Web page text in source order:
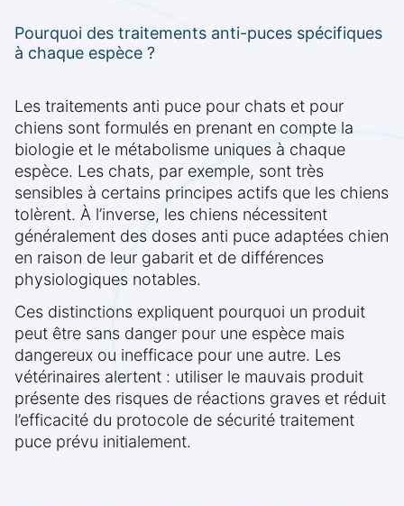
Pourquoi des traitements anti-puces spécifiques
à chaque espèce ?
Les traitements anti puce pour chats et pour
chiens sont formulés en prenant en compte la
biologie et le métabolisme uniques à chaque
espèce. Les chats, par exemple, sont très
sensibles à certains principes actifs que les chiens
tolèrent. À l’inverse, les chiens nécessitent
généralement des doses anti puce adaptées chien
en raison de leur gabarit et de différences
physiologiques notables.
Ces distinctions expliquent pourquoi un produit
peut être sans danger pour une espèce mais
dangereux ou inefficace pour une autre. Les
vétérinaires alertent : utiliser le mauvais produit
présente des risques de réactions graves et réduit
l’efficacité du protocole de sécurité traitement
puce prévu initialement.